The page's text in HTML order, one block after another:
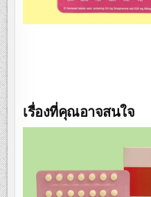
เรื่องที่คุณอาจสนใจ